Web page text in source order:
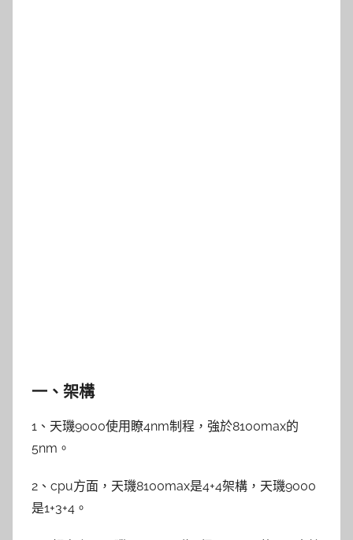
一、架構
1、天璣9000使用瞭4nm制程，強於8100max的
5nm。
2、cpu方面，天璣8100max是4+4架構，天璣9000
是1+3+4。